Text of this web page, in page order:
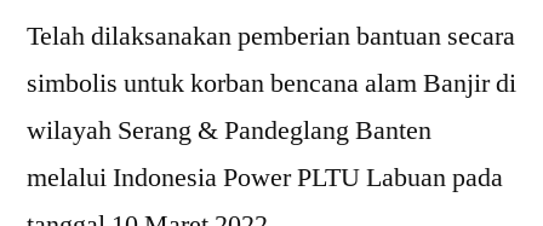
Telah dilaksanakan pemberian bantuan secara
simbolis untuk korban bencana alam Banjir di
wilayah Serang & Pandeglang Banten
melalui Indonesia Power PLTU Labuan pada